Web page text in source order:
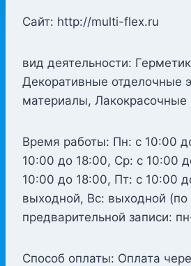
Сайт: http://multi-flex.ru
вид деятельности:
Декоративные отделочные
материалы,
Время работы: Пн: с 10:00
10:00 до 18:00, Ср: с 10:00
10:00 до 18:00, Пт: с 10:00
выходной, Вс: выходной (по
предварительной записи:
Способ оплаты: Оплата